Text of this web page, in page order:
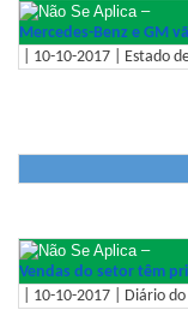
–
Mercedes-Benz e GM
| 10-10-2017 | Estado
–
Vendas do setor têm
| 10-10-2017 | Diário